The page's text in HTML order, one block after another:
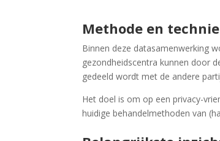
Methode en
Binnen deze datasamenwerking
gezondheidscentra kunnen door
gedeeld wordt met de andere
Het doel is om op een privacy-
huidige behandelmethoden van